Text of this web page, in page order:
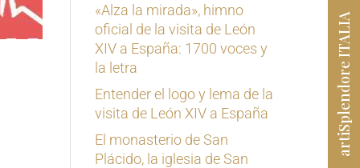
artiSplendore ITALIA
«Alza la mirada», himno
oficial de la visita de León
XIV a España: 1700 voces y
la letra
Entender el logo y lema de la
visita de León XIV a España
El monasterio de San
Plácido, la iglesia de San